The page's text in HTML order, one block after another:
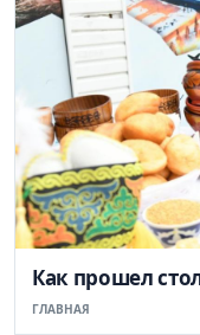
Как прошел
ГЛАВНАЯ